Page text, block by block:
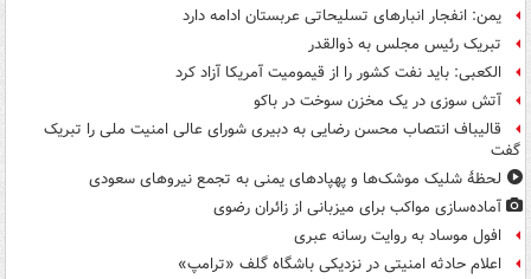
یمن: انفجار انبارهای تسلیحاتی عربستان ادامه دارد
تبریک رئیس مجلس به ذوالقدر
الکعبی: باید نفت کشور را از قیمومیت آمریکا آزاد کرد
آتش سوزی در یک مخزن سوخت در باکو
قالیباف انتصاب محسن رضایی به دبیری شورای عالی امنیت ملی را تبریک
گفت
لحظۀ شلیک موشک‌ها و پهپادهای یمنی به تجمع نیروهای سعودی
آماده‌سازی مواکب برای میزبانی از زائران رضوی
افول موساد به روایت رسانه عبری
اعلام حادثه امنیتی در نزدیکی باشگاه گلف «ترامپ»